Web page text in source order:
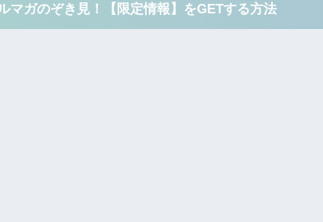
マガのぞき見！【限定情報】をGETする方法